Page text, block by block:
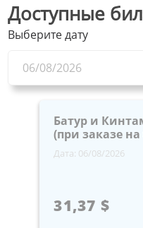
Выберите дату
Доступные
Батур и
(при заказе на
Дата: 06/08/2026
31,37 $